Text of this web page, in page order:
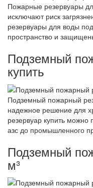
Пожарные резервуары
исключают риск
резервуары для воды
пространство и
Подземный
купить
Подземный пожарный
надежное решение для
резервуар купить
азс до промышленного
Подземный
м³